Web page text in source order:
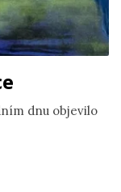
dnu objevilo